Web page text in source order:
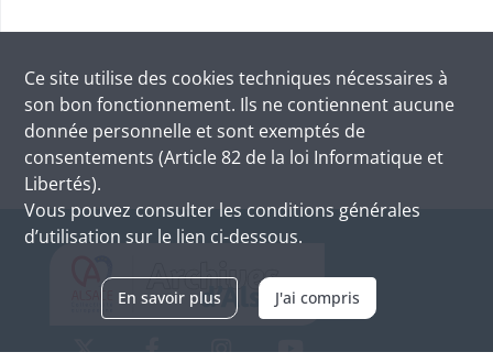
Ce site utilise des cookies techniques nécessaires à
son bon fonctionnement. Ils ne contiennent aucune
donnée personnelle et sont exemptés de
consentements (Article 82 de la loi Informatique et
Libertés).
Vous pouvez consulter les conditions générales
d’utilisation sur le lien ci-dessous.
En savoir plus J'ai compris